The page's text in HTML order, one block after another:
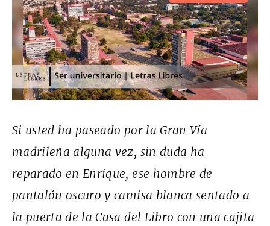
Si usted ha paseado por la Gran Vía
madrileña alguna vez, sin duda ha
reparado en Enrique, ese hombre de
pantalón oscuro y camisa blanca sentado a
la puerta de la Casa del Libro con una cajita